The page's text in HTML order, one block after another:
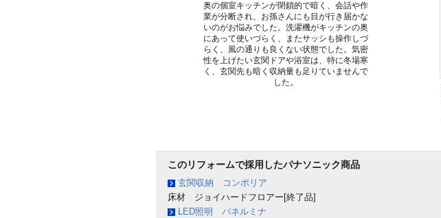
奥の個室キッチンが閉鎖的で暗く、会話や作
業が分断され、お孫さんにも目が行き届かな
いのがお悩みでした。洗濯機がキッチンの奥
にあって使いづらく、またサッシも操作しづ
らく、風の通りも良くない状態でした。気密
性を上げたい玄関ドアや浴室は、特に冬場寒
く、玄関先も暗く収納量も足りていませんで
した。
このリフォームで採用したパナソニック商品
玄関収納 コンポリア
床材 ジョイハードフロアー[終了品]
LED照明 パネルミナ